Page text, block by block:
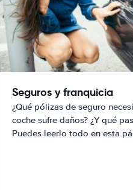
Seguros y franquicia
¿Qué pólizas de seguro
coche sufre daños? ¿Y qué
Puedes leerlo todo en esta